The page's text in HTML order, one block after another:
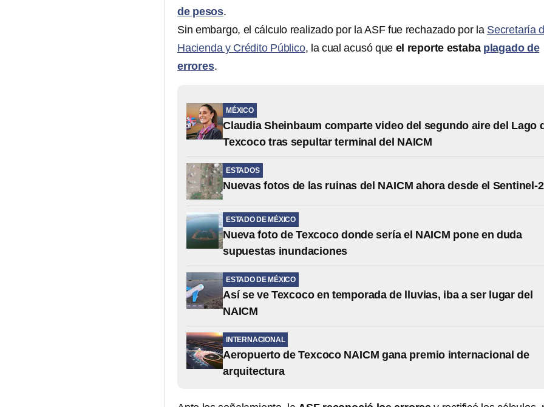
de pesos.
Sin embargo, el cálculo realizado por la ASF fue rechazado por la Secretaría
Hacienda y Crédito Público, la cual acusó que el reporte estaba plagado de
errores.
MÉXICO
Claudia Sheinbaum comparte video del segundo aire del Lago
Texcoco tras sepultar terminal del NAICM
ESTADOS
Nuevas fotos de las ruinas del NAICM ahora desde el Sentinel-2
ESTADO DE MÉXICO
Nueva foto de Texcoco donde sería el NAICM pone en duda
supuestas inundaciones
ESTADO DE MÉXICO
Así se ve Texcoco en temporada de lluvias, iba a ser lugar del
NAICM
INTERNACIONAL
Aeropuerto de Texcoco NAICM gana premio internacional de
arquitectura